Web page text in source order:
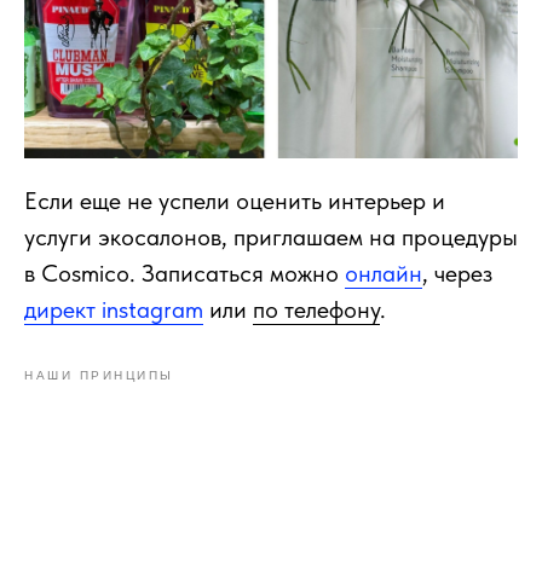
Если еще не успели оценить интерьер и
услуги экосалонов, приглашаем на процедуры
в Сosmico. Записаться можно онлайн, через
директ instagram или по телефону.
НАШИ ПРИНЦИПЫ